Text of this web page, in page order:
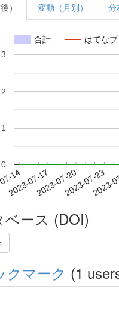
） 変動（月別） 分
合計 はてな
14
2023-07-172023-07-202023-07-23
2023-
0
1
2
3
ース (DOI)
クマーク (1